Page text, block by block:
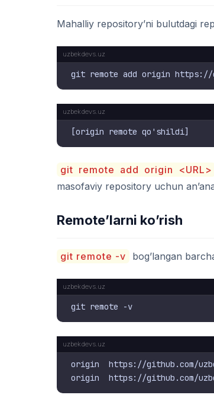
Mahalliy repository’ni bulutdagi
git remote add origin <URL>
masofaviy repository uchun
Remote’larni ko’rish
git remote -v bog’langan
origin  https://github.com/